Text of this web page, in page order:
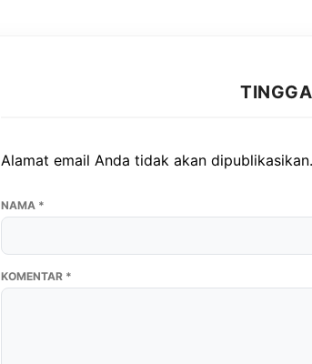
Alamat email Anda tidak akan dipublikasikan.
KOMENTAR *
NAMA *